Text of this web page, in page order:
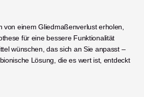
von einem Gliedmaßenverlust erholen,
für eine bessere Funktionalität
wünschen, das sich an Sie anpasst –
Lösung, die es wert ist, entdeckt